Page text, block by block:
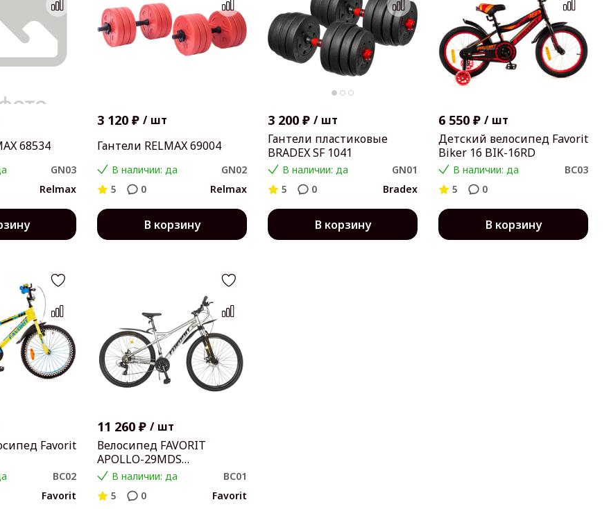
68534
GN03
Relmax
3 120 ₽ / шт
Гантели RELMAX 69004
В наличии: да
GN02
5
0 Relmax
В корзину
3 200 ₽ / шт
Гантели пластиковые
BRADEX SF 1041
В наличии: да
GN01
5
0 Bradex
В корзину
6 550 ₽ / шт
Детский велосипед Favorit
Biker 16 BIK-16RD
В наличии: да
BC03
5
0
В корзину
Favorit
BC02
Favorit
11 260 ₽ / шт
Велосипед FAVORIT
APOLLO-29MDS
APL29MD17GR
В наличии: да
BC01
5
0 Favorit